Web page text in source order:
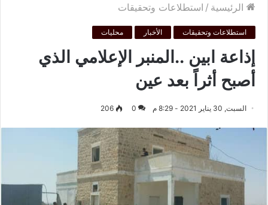
الرئيسية / استطلاعات وتحقيقات
استطلاعات وتحقيقات الأخبار محليات
إذاعة ابين ..المنبر الإعلامي الذي
أصبح أثراً بعد عين
السبت, 30 يناير 2021 - 8:29 م 0
206